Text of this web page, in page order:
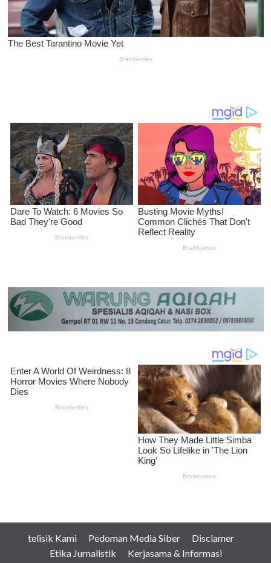
telisik Kami Pedoman Media Siber
Disclamer
Etika Jurnalistik
Kerjasama & Informasi